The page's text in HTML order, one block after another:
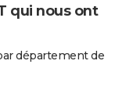
qui nous ont
département de